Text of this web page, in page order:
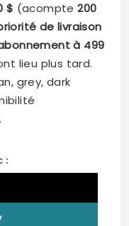
$ (acompte200
de livraison
à 499
lieu plus tard.
grey, dark
.
: